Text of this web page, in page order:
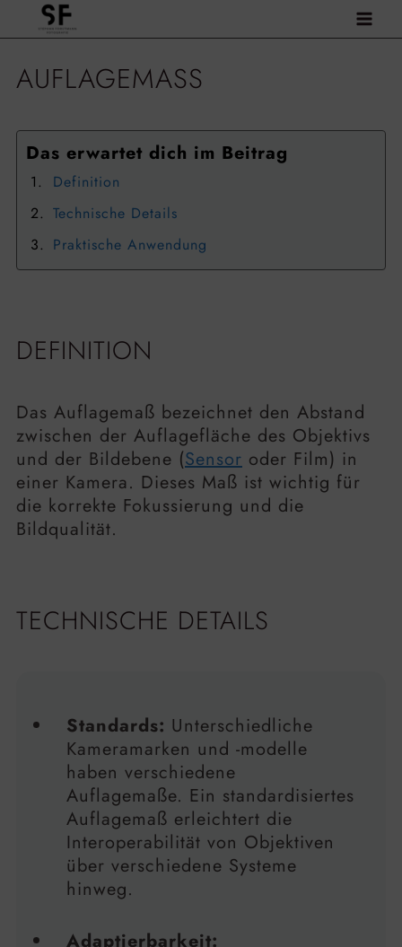
Inhalt
AUFLAGEMASS
Das erwartet dich im Beitrag
Definition
Technische Details
Praktische Anwendung
DEFINITION
Das Auflagemaß bezeichnet den Abstand
zwischen der Auflagefläche des Objektivs
und der Bildebene (Sensor oder Film) in
einer Kamera. Dieses Maß ist wichtig für
die korrekte Fokussierung und die
Bildqualität.
TECHNISCHE DETAILS
Standards: Unterschiedliche
Kameramarken und -modelle
haben verschiedene
Auflagemaße. Ein standardisiertes
Auflagemaß erleichtert die
Interoperabilität von Objektiven
über verschiedene Systeme
hinweg.
Adaptierbarkeit: